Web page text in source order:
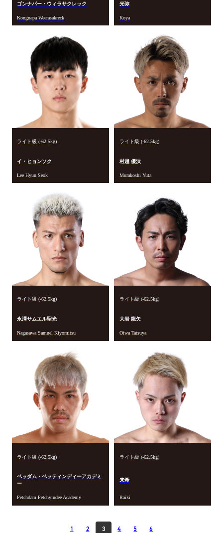
ゴンナパー・ウィラサクレック
Kongnapa Weerasakreck
光弥
Koya
ライト級 (-62.5kg)
イ・ヒョンソク
Lee Hyun Seok
ライト級 (-62.5kg)
村越 優汰
Murakoshi Yuta
ライト級 (-62.5kg)
永澤サムエル聖光
Nagasawa Samuel Kiyomitsu
ライト級 (-62.5kg)
大岩 龍矢
Oiwa Tatsuya
ライト級 (-62.5kg)
ペッダム・ペッティンディーアカデミ
ー
Petchdam Petchyindee Academy
ライト級 (-62.5kg)
来希
Raiki
1 2 3 4 5 6